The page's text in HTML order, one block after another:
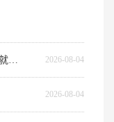
赡养老人最多？3类证据收好，法官就认这个 2026-08-04
2026-08-04